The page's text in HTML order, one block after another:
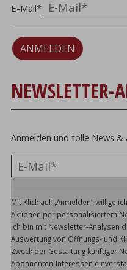
E-Mail*
ANMELDEN
NEWSLETTER-
Anmelden und tolle News
Mit Klick auf „Anmelden“ willige
Aktionen per personalisiertem
Ich bin mit Newsletter-Analysen
Auswertung von Öffnungs- und
Zweck der Gestaltung künftiger
Abonnenten-Interessen